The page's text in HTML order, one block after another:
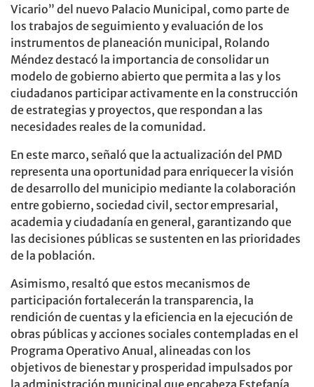
Vicario” del nuevo Palacio Municipal, como parte de
los trabajos de seguimiento y evaluación de los
instrumentos de planeación municipal, Rolando
Méndez destacó la importancia de consolidar un
modelo de gobierno abierto que permita a las y los
ciudadanos participar activamente en la construcción
de estrategias y proyectos, que respondan a las
necesidades reales de la comunidad.
En este marco, señaló que la actualización del PMD
representa una oportunidad para enriquecer la visión
de desarrollo del municipio mediante la colaboración
entre gobierno, sociedad civil, sector empresarial,
academia y ciudadanía en general, garantizando que
las decisiones públicas se sustenten en las prioridades
de la población.
Asimismo, resaltó que estos mecanismos de
participación fortalecerán la transparencia, la
rendición de cuentas y la eficiencia en la ejecución de
obras públicas y acciones sociales contempladas en el
Programa Operativo Anual, alineadas con los
objetivos de bienestar y prosperidad impulsados por
la administración municipal que encabeza Estefanía